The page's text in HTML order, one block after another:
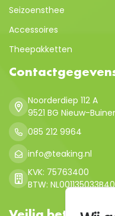
Seizoensthee
Accessoires
Theepakketten
Noorderdiep 112 A
9521 BG Nieuw-
085 212 9964
info@teaking.nl
KVK: 75763400
BTW: NL001135033B40